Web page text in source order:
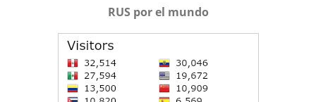
RUS por el mundo